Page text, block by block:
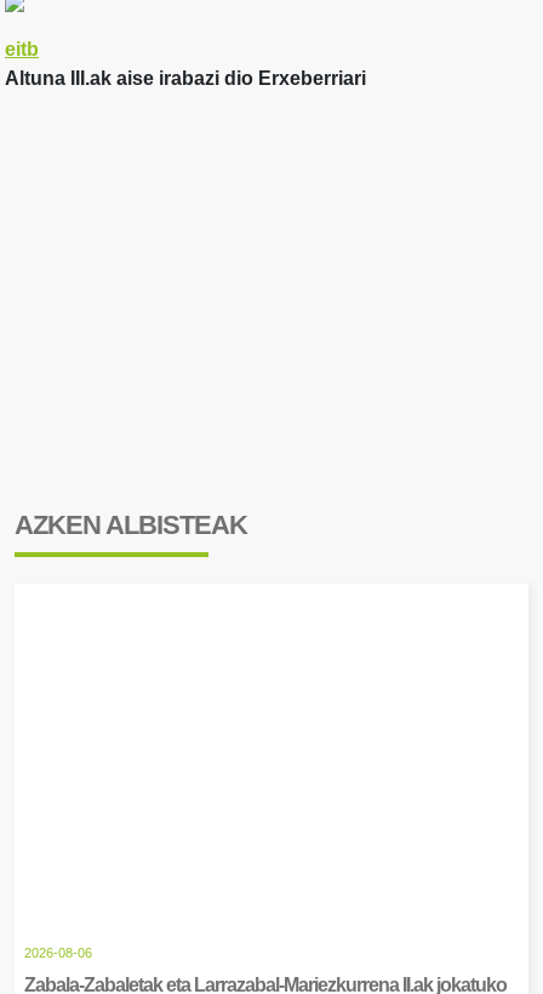
eitb
Altuna III.ak aise irabazi dio Erxeberriari
AZKEN ALBISTEAK
2026-08-06
Zabala-Zabaletak eta Larrazabal-Mariezkurrena II.ak jokatuko